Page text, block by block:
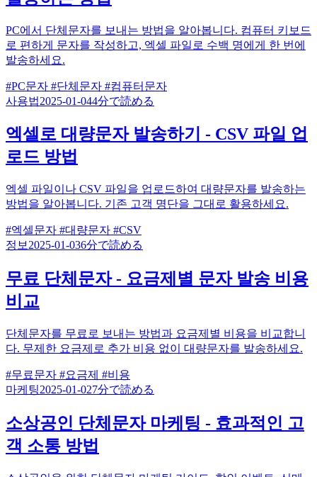
PC에서 단체문자를 보내는 방법을 알아봅니다. 컴퓨터 키보드
로 편하게 문자를 작성하고, 엑셀 파일로 수백 명에게 한 번에
발송하세요.
#PC문자 #단체문자 #컴퓨터문자
사용법2025-01-044分で読める
엑셀로 대량문자 발송하기 - CSV 파일 업
로드 방법
엑셀 파일이나 CSV 파일을 업로드하여 대량문자를 발송하는
방법을 알아봅니다. 기존 고객 명단을 그대로 활용하세요.
#엑셀문자 #대량문자 #CSV
정보 2025-01-036分で読める
무료 단체문자 - 요금제별 문자 발송 비용
비교
단체문자를 무료로 보내는 방법과 요금제별 비용을 비교합니
다. 무제한 요금제로 추가 비용 없이 대량문자를 발송하세요.
#무료문자 #요금제 #비용
마케팅2025-01-027分で読める
소상공인 단체문자 마케팅 - 효과적인 고
객 소통 방법